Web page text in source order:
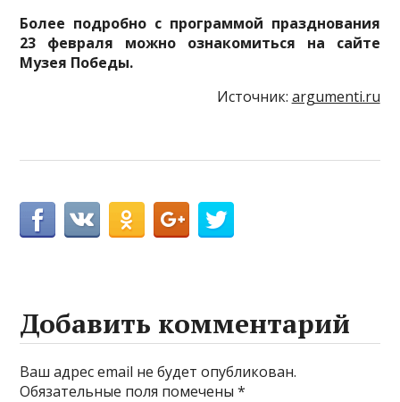
Более подробно с программой празднования
23 февраля можно ознакомиться на сайте
Музея Победы.
Источник: argumenti.ru
Добавить комментарий
Ваш адрес email не будет опубликован.
Обязательные поля помечены*